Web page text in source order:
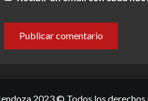
2023 © Todos los